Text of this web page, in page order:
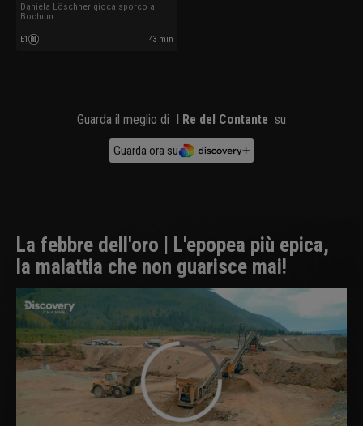
Daniela Löschner gioca sporco a
Bochum.
E1 43 min
Guarda il meglio di I Re del Contante su
Guarda ora su
La febbre dell'oro | L'epopea più epica,
la malattia che non guarisce mai!